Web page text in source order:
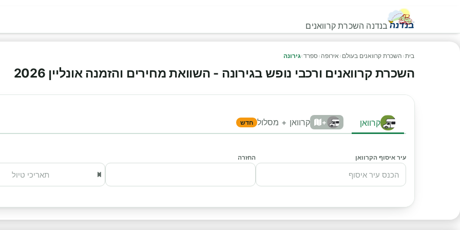
בנדנה השכרת קרוואנים
בית› השכרת קרוואנים בעולם › אירופה ›ספרד›גירונה
השכרת קרוואנים ורכבי נופש בגירונה - השוואת מחירים והזמנה אונליין 2026
קרוואן + קרוואן + מסלול חדש
עיר איסוף הקרוואן החזרה